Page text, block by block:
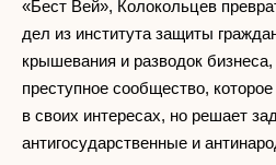
«Бест Вей», Колокольцев
дел из института защиты
крышевания и разводок бизнеса,
преступное сообщество,
в своих интересах, но решает
антигосударственные и